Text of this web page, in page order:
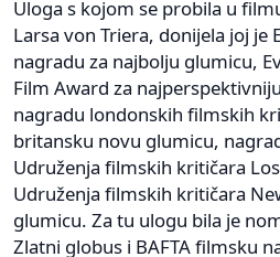
Uloga s kojom se probila u
Larsa von Triera, donijela joj je
nagradu za najbolju glumicu,
Film Award za
nagradu londonskih filmskih
britansku novu glumicu,
Udruženja filmskih kritičara
Udruženja filmskih kritičara
glumicu. Za tu ulogu bila je
Zlatni globus i BAFTA filmsku